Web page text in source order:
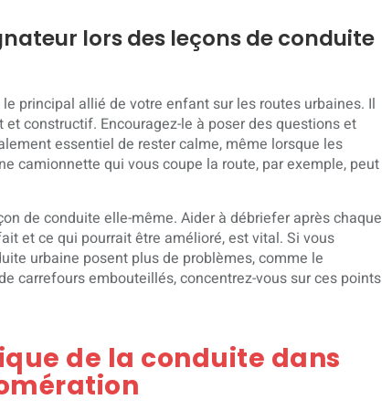
lors des leçons de conduite
principal allié de votre enfant sur les routes urbaines. Il
constructif. Encouragez-le à poser des questions et
essentiel de rester calme, même lorsque les
camionnette qui vous coupe la route, par exemple, peut
de conduite elle-même. Aider à débriefer après chaque
et ce qui pourrait être amélioré, est vital. Si vous
urbaine posent plus de problèmes, comme le
carrefours embouteillés, concentrez-vous sur ces points
de la conduite dans